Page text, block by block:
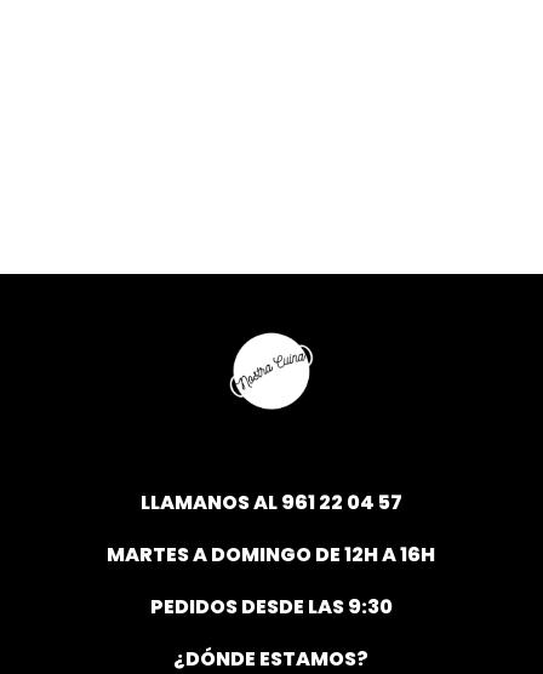
LLAMANOS AL961 22 04 57
MARTES A DOMINGO DE 12H A 16H
PEDIDOS DESDE LAS 9:30
¿DÓNDE ESTAMOS?